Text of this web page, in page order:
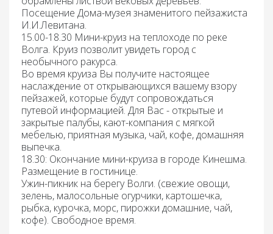
Посещение Дома-музея знаменитого пейзажиста
И.И.Левитана.
15.00-18.30 Мини-круиз на теплоходе по реке
Волга. Круиз позволит увидеть город с
необычного ракурса.
Во время круиза Вы получите настоящее
наслаждение от открывающихся вашему взору
пейзажей, которые будут сопровождаться
путевой информацией. Для Вас - открытые и
закрытые палубы, кают-компания с мягкой
мебелью, приятная музыка, чай, кофе, домашняя
выпечка.
18.30: Окончание мини-круиза в городе Кинешма.
Размещение в гостинице.
Ужин-пикник на берегу Волги. (свежие овощи,
зелень, малосольные огурчики, картошечка,
рыбка, курочка, морс, пирожки домашние, чай,
кофе). Свободное время.